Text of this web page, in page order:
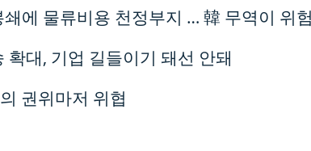
에 물류비용 천정부지 … 韓 무역이 위
대, 기업 길들이기 돼선 안돼
권위마저 위협